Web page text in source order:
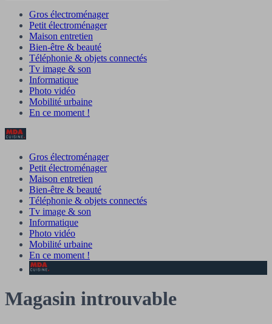
Gros électroménager
Petit électroménager
Maison entretien
Bien-être & beauté
Téléphonie & objets connectés
Tv image & son
Informatique
Photo vidéo
Mobilité urbaine
En ce moment !
Gros électroménager
Petit électroménager
Maison entretien
Bien-être & beauté
Téléphonie & objets connectés
Tv image & son
Informatique
Photo vidéo
Mobilité urbaine
En ce moment !
Magasin introuvable